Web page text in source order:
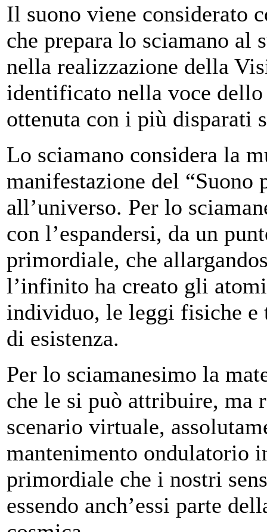
Il suono viene considerato
che prepara lo sciamano al
nella realizzazione della
identificato nella voce dello
ottenuta con i più disparati
Lo sciamano considera la
manifestazione del “Suono
all’universo. Per lo
con l’espandersi, da un
primordiale, che
l’infinito ha creato gli
individuo, le leggi fisiche
di esistenza.
Per lo sciamanesimo la
che le si può attribuire, ma
scenario virtuale,
mantenimento ondulatorio
primordiale che i nostri
essendo anch’essi parte